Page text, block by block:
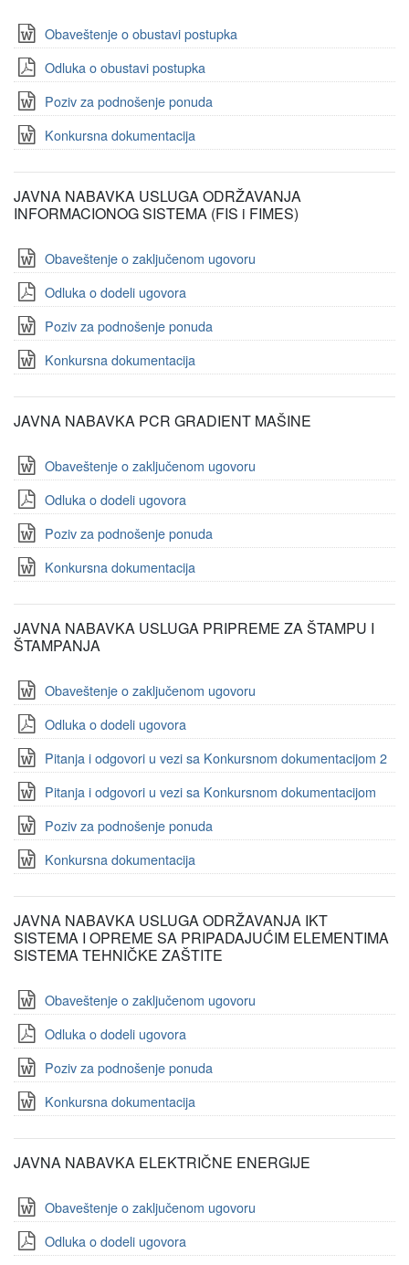
Obaveštenje o obustavi postupka
Odluka o obustavi postupka
Poziv za podnošenje ponuda
Konkursna dokumentacija
JAVNA NABAVKA USLUGA ODRŽAVANJA
INFORMACIONOG SISTEMA (FIS i FIMES)
Obaveštenje o zaključenom ugovoru
Odluka o dodeli ugovora
Poziv za podnošenje ponuda
Konkursna dokumentacija
JAVNA NABAVKA PCR GRADIENT MAŠINE
Obaveštenje o zaključenom ugovoru
Odluka o dodeli ugovora
Poziv za podnošenje ponuda
Konkursna dokumentacija
JAVNA NABAVKA USLUGA PRIPREME ZA ŠTAMPU I
ŠTAMPANJA
Obaveštenje o zaključenom ugovoru
Odluka o dodeli ugovora
Pitanja i odgovori u vezi sa Konkursnom dokumentacijom 2
Pitanja i odgovori u vezi sa Konkursnom dokumentacijom
Poziv za podnošenje ponuda
Konkursna dokumentacija
JAVNA NABAVKA USLUGA ODRŽAVANJA IKT
SISTEMA I OPREME SA PRIPADAJUĆIM ELEMENTIMA
SISTEMA TEHNIČKE ZAŠTITE
Obaveštenje o zaključenom ugovoru
Odluka o dodeli ugovora
Poziv za podnošenje ponuda
Konkursna dokumentacija
JAVNA NABAVKA ELEKTRIČNE ENERGIJE
Obaveštenje o zaključenom ugovoru
Odluka o dodeli ugovora